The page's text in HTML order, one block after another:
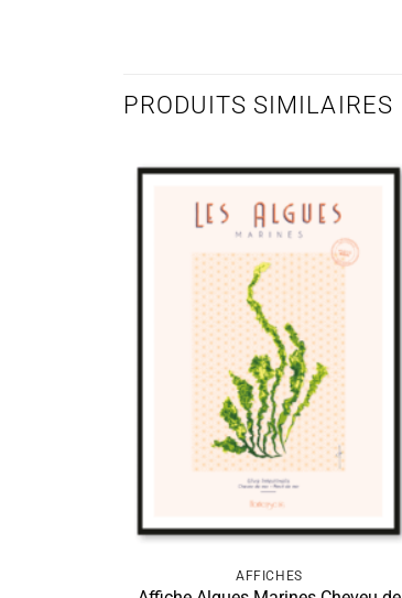
PRODUITS SIMILAIRES
AFFICHES